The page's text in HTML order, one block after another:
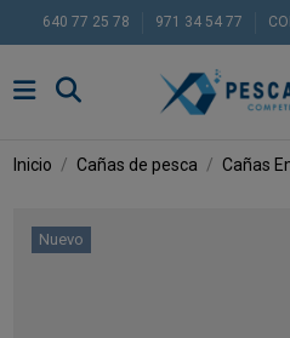
640 77 25 78 971 34 54 77
Inicio Cañas de pesca Cañas
Nuevo